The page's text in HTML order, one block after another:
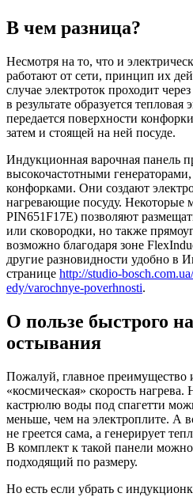
В чем разница?
Несмотря на то, что и
работают от сети, принцип их
случае электроток проходит
в результате образуется
передается поверхности
затем и стоящей на ней посуде.
Индукционная варочная панель
высокочастотными
конфорками. Они создают
нагревающие посуду. Некоторые
PIN651F17E) позволяют
или сковородки, но также
возможно благодаря зоне
другие разновидности удобно в
странице http://studio-
edy/varochnye-poverhnosti.
О пользе быстрого
остывания
Пожалуй, главное
«космическая» скорость
кастрюлю воды под спагетти
меньше, чем на электроплите. А
не греется сама, а генерирует
В комплект к такой панели можно
подходящий по размеру.
Но есть если убрать с